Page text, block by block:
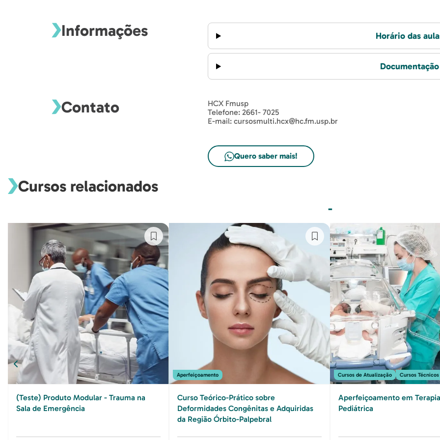
Informações Horário das
Documentação
Contato
HCX Fmusp
Telefone: 2661- 7025
E-mail: cursosmulti.hcx@hc.fm.usp.br
Quero saber mais!
Cursos relacionados
-
(Teste) Produto Modular - Trauma na
Sala de Emergência
Aperfeiçoamento
Curso Teórico-Prático sobre
Deformidades Congênitas e Adquiridas
da Região Órbito-Palpebral
Cursos de Atualização Cursos Técnicos
Aperfeiçoamento em
Pediátrica